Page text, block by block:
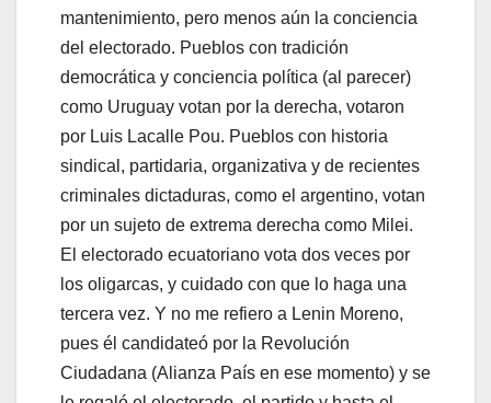
mantenimiento, pero menos aún la conciencia
del electorado. Pueblos con tradición
democrática y conciencia política (al parecer)
como Uruguay votan por la derecha, votaron
por Luis Lacalle Pou. Pueblos con historia
sindical, partidaria, organizativa y de recientes
criminales dictaduras, como el argentino, votan
por un sujeto de extrema derecha como Milei.
El electorado ecuatoriano vota dos veces por
los oligarcas, y cuidado con que lo haga una
tercera vez. Y no me refiero a Lenin Moreno,
pues él candidateó por la Revolución
Ciudadana (Alianza País en ese momento) y se